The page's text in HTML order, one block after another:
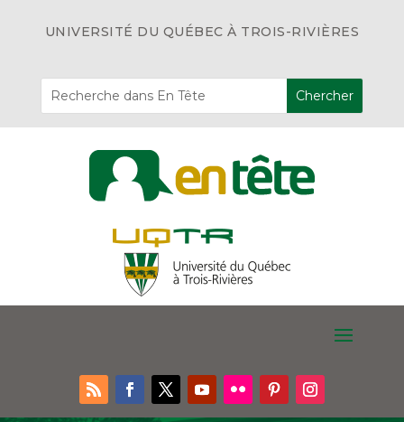
UNIVERSITÉ DU QUÉBEC À TROIS-RIVIÈRES